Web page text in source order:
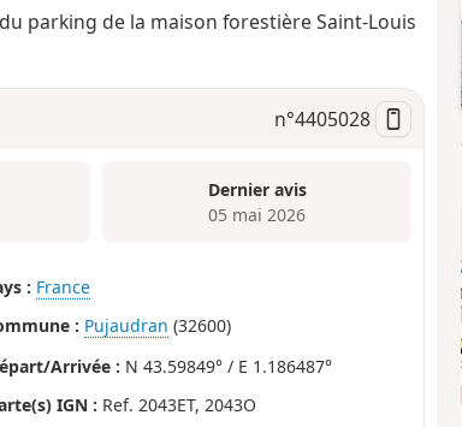
parking de la maison forestière Saint-Louis
n°4405028
Dernier avis
05 mai 2026
: France
: Pujaudran (32600)
Arrivée : N 43.59849° / E 1.186487°
IGN : Ref. 2043ET, 2043O